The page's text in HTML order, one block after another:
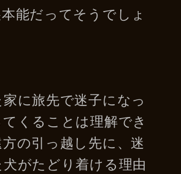
能だってそうでしょ
に旅先で迷子になっ
くることは理解でき
の引っ越し先に、迷
がたどり着ける理由